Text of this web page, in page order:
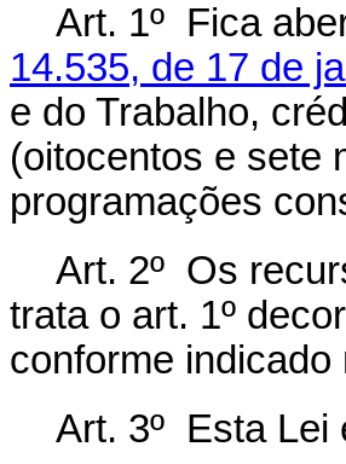
Art. 1º Fica
14.535, de 17 de
e do Trabalho,
(oitocentos e sete
programações
Art. 2º Os
trata o art. 1º
conforme indicado
Art. 3º Esta Lei